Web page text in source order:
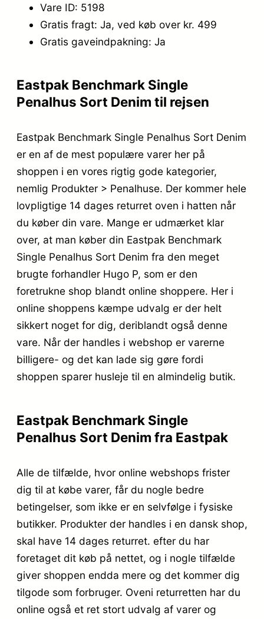
Vare ID: 5198
Gratis fragt: Ja, ved køb over kr. 499
Gratis gaveindpakning: Ja
Eastpak Benchmark Single
Penalhus Sort Denim til rejsen
Eastpak Benchmark Single Penalhus Sort Denim
er en af de mest populære varer her på
shoppen i en vores rigtig gode kategorier,
nemlig Produkter > Penalhuse. Der kommer hele
lovpligtige 14 dages returret oven i hatten når
du køber din vare. Mange er udmærket klar
over, at man køber din Eastpak Benchmark
Single Penalhus Sort Denim fra den meget
brugte forhandler Hugo P, som er den
foretrukne shop blandt online shoppere. Her i
online shoppens kæmpe udvalg er der helt
sikkert noget for dig, deriblandt også denne
vare. Når der handles i webshop er varerne
billigere- og det kan lade sig gøre fordi
shoppen sparer husleje til en almindelig butik.
Eastpak Benchmark Single
Penalhus Sort Denim fra Eastpak
Alle de tilfælde, hvor online webshops frister
dig til at købe varer, får du nogle bedre
betingelser, som ikke er en selvfølge i fysiske
butikker. Produkter der handles i en dansk shop,
skal have 14 dages returret. efter du har
foretaget dit køb på nettet, og i nogle tilfælde
giver shoppen endda mere og det kommer dig
tilgode som forbruger. Oveni returretten har du
online også et ret stort udvalg af varer og